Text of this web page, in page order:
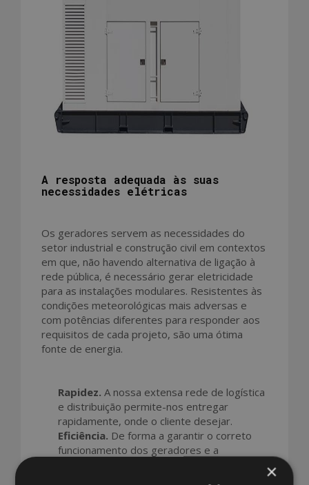
A resposta adequada às suas
necessidades elétricas
Os geradores servem as necessidades do
setor industrial e construção civil em contextos
em que, não havendo alternativa de ligação à
rede pública, é necessário gerar eletricidade
para as instalações modulares. Resistentes às
condições meteorológicas mais adversas e
com potências diferentes para responder aos
requisitos de cada projeto, são uma ótima
fonte de energia.
Rapidez. A nossa extensa rede de logística
e distribuição permite-nos entregar
rapidamente, onde o cliente desejar.
Eficiência. De forma a garantir o correto
funcionamento dos geradores e a
×